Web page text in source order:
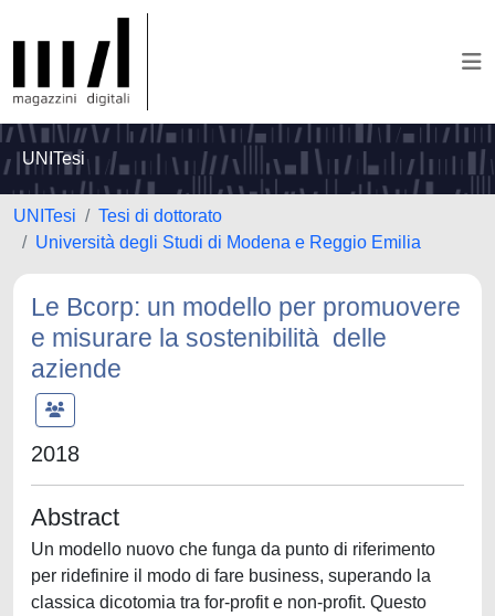
UNITesi
UNITesi
Tesi di dottorato
Università degli Studi di Modena e Reggio Emilia
Le Bcorp: un modello per promuovere
e misurare la sostenibilità delle
aziende
2018
Abstract
Un modello nuovo che funga da punto di riferimento
per ridefinire il modo di fare business, superando la
classica dicotomia tra for-profit e non-profit. Questo